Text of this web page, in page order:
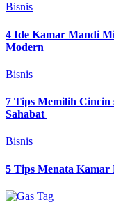
Bisnis
4 Ide Kamar Mandi
Modern
Bisnis
7 Tips Memilih Cincin
Sahabat
Bisnis
5 Tips Menata Kamar